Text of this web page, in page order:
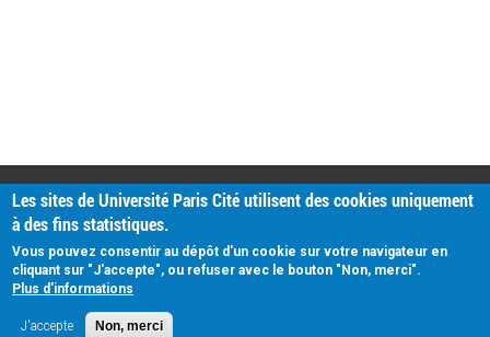
PRATIQUE
Plan d'accès
Intranet
Mentions légales
Données personnelles
Les sites de Université Paris Cité utilisent des cookies uniquement
à des fins statistiques.
Vous pouvez consentir au dépôt d'un cookie sur votre navigateur en
cliquant sur "J'accepte", ou refuser avec le bouton "Non, merci".
Plus d'informations
J'accepte Non, merci